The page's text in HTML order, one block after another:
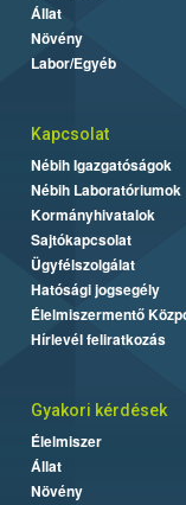
Állat
Növény
Labor/Egyéb
Kapcsolat
Nébih Igazgatóságok
Nébih Laboratóriumok
Kormányhivatalok
Sajtókapcsolat
Ügyfélszolgálat
Hatósági jogsegély
Élelmiszermentő
Hírlevél feliratkozás
Gyakori kérdések
Élelmiszer
Állat
Növény